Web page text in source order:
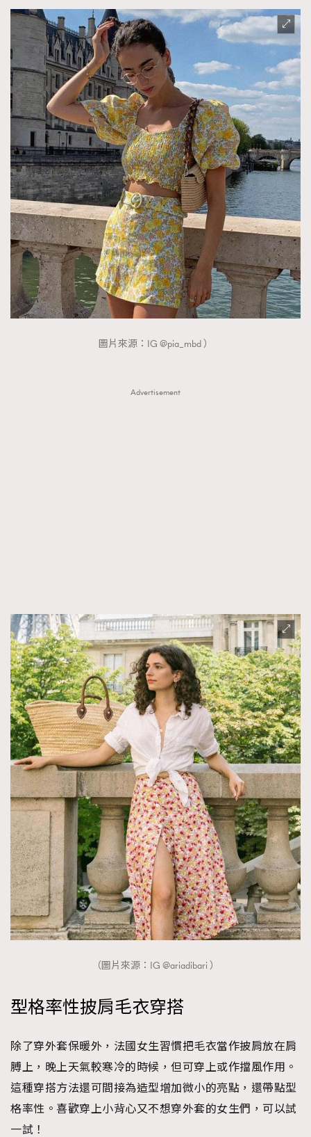
TRENDING
AFrenchMind
DressLikeAParisienne
EmpowerF
FashionWeek FigaroAesthetic
圖片來源：IG @pia_mbd ）
Advertisement
（圖片來源：IG @ariadibari ）
型格率性披肩毛衣穿搭
除了穿外套保暖外，法國女生習慣把毛衣當作披肩放在肩
膊上，晚上天氣較寒冷的時候，但可穿上或作擋風作用。
這種穿搭方法還可間接為造型增加微小的亮點，還帶點型
格率性。喜歡穿上小背心又不想穿外套的女生們，可以試
一試！